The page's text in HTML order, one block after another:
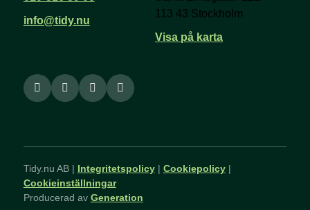
info@tidy.nu
113 43 Stockholm
Visa på karta
Tidy.nu AB | Integritetspolicy| Cookiepolicy|
Cookieinställningar
Producerad av Generation